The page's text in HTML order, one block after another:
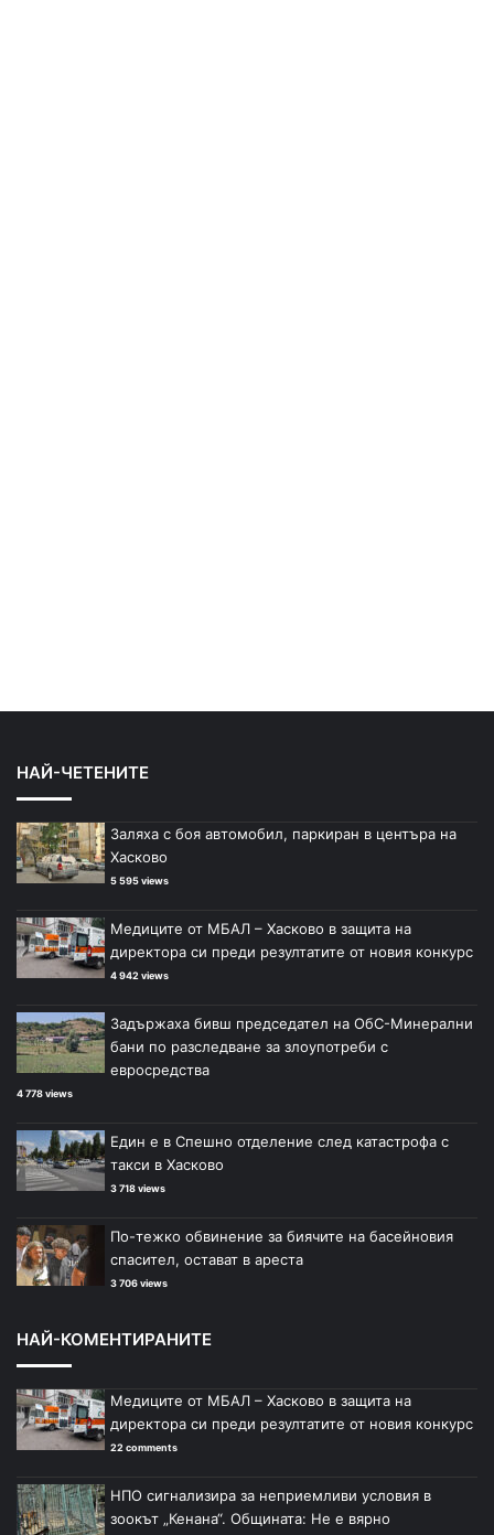
НАЙ-ЧЕТЕНИТЕ
Заляха с боя автомобил, паркиран в центъра на
Хасково
5 595 views
Медиците от МБАЛ – Хасково в защита на
директора си преди резултатите от новия конкурс
4 942 views
Задържаха бивш председател на ОбС-Минерални
бани по разследване за злоупотреби с
евросредства
4 778 views
Един е в Спешно отделение след катастрофа с
такси в Хасково
3 718 views
По-тежко обвинение за биячите на басейновия
спасител, остават в ареста
3 706 views
НАЙ-КОМЕНТИРАНИТЕ
Медиците от МБАЛ – Хасково в защита на
директора си преди резултатите от новия конкурс
22 comments
НПО сигнализира за неприемливи условия в
зоокът „Кенана“. Общината: Не е вярно